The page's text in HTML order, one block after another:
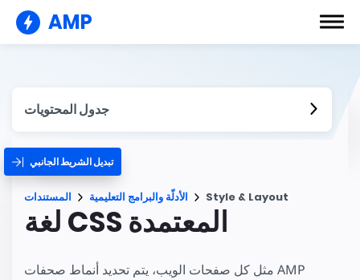
AMP
جدول المحتويات
تبديل الشريط الجانبي
المستندات الأدلّة والبرامج التعليمية Style & Layout
لغة CSS المعتمدة
مثل كل صفحات الويب، يتم تحديد أنماط صحفات AMP